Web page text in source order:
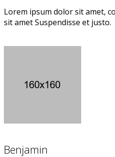
Lorem ipsum dolor sit amet,
sit amet Suspendisse et justo.
Benjamin